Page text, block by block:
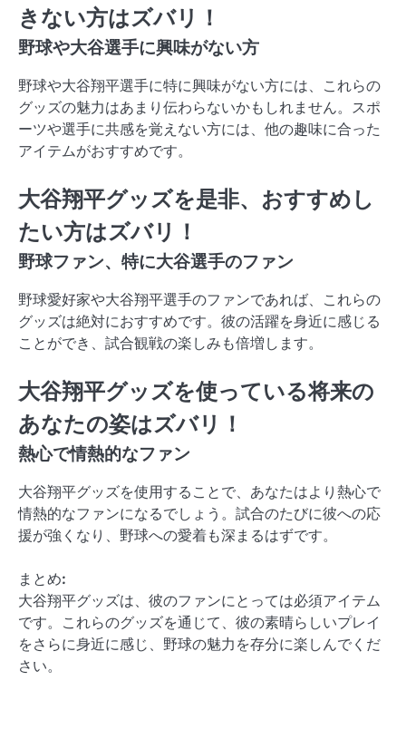
きない方はズバリ！
野球や大谷選手に興味がない方
野球や大谷翔平選手に特に興味がない方には、これらの
グッズの魅力はあまり伝わらないかもしれません。スポ
ーツや選手に共感を覚えない方には、他の趣味に合った
アイテムがおすすめです。
大谷翔平グッズを是非、おすすめし
たい方はズバリ！
野球ファン、特に大谷選手のファン
野球愛好家や大谷翔平選手のファンであれば、これらの
グッズは絶対におすすめです。彼の活躍を身近に感じる
ことができ、試合観戦の楽しみも倍増します。
大谷翔平グッズを使っている将来の
あなたの姿はズバリ！
熱心で情熱的なファン
大谷翔平グッズを使用することで、あなたはより熱心で
情熱的なファンになるでしょう。試合のたびに彼への応
援が強くなり、野球への愛着も深まるはずです。
まとめ:
大谷翔平グッズは、彼のファンにとっては必須アイテム
です。これらのグッズを通じて、彼の素晴らしいプレイ
をさらに身近に感じ、野球の魅力を存分に楽しんでくだ
さい。